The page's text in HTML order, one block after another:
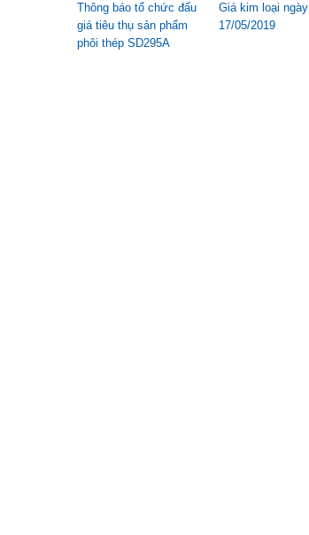
Thông báo tổ chức đấu
giá tiêu thụ sản phẩm
phôi thép SD295A
Giá kim loại ngày
17/05/2019